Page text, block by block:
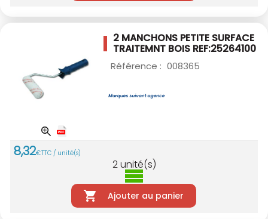
2 MANCHONS PETITE SURFACE
TRAITEMNT BOIS REF:25264100
Référence : 008365
8,32€TTC / unité(s)
2unité(s)
Ajouter au panier